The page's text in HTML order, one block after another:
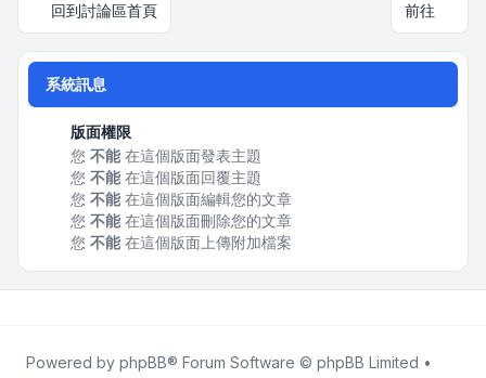
回到討論區首頁 前往
系統訊息
版面權限
您 不能在這個版面發表主題
您 不能在這個版面回覆主題
您 不能在這個版面編輯您的文章
您 不能在這個版面刪除您的文章
您 不能在這個版面上傳附加檔案
Powered by phpBB® Forum Software © phpBB Limited •